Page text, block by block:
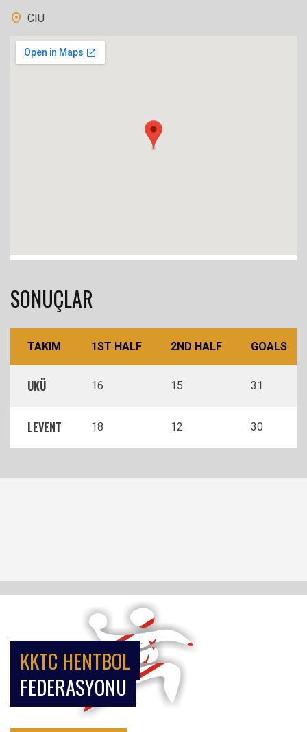
CIU
SONUÇLAR
TAKIM 1ST HALF 2ND HALF GOALS
UKÜ 16 15 31
LEVENT 18 12 30
KKTC HENTBOL
FEDERASYONU